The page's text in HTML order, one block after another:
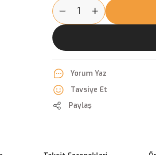
Yorum Yaz
Tavsiye Et
Paylaş